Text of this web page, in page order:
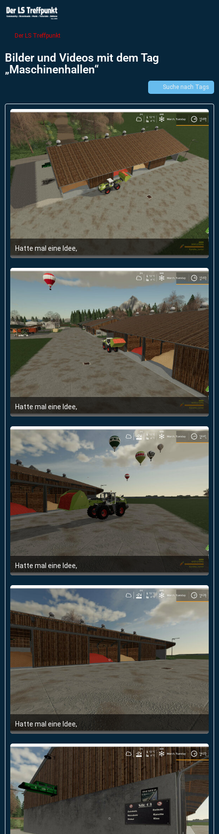
Der LS Treffpunkt
Bilder und Videos mit dem Tag
„Maschinenhallen“
Suche nach Tags
Hatte mal eine Idee,
6. Juni 2020 um 20:27
Hatte mal eine Idee,
6. Juni 2020 um 20:27
Hatte mal eine Idee,
6. Juni 2020 um 20:27
Hatte mal eine Idee,
6. Juni 2020 um 20:27